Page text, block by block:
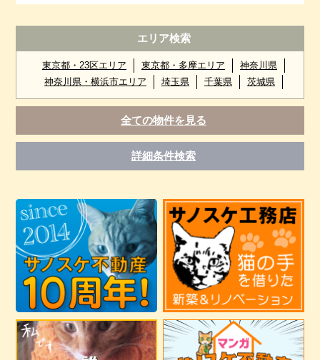
エリア検索
東京都・23区エリア 東京都・多摩エリア
神奈川県
神奈川県・横浜市エリア
埼玉県 千葉県 茨城県
全ての物件を見る
詳細条件検索